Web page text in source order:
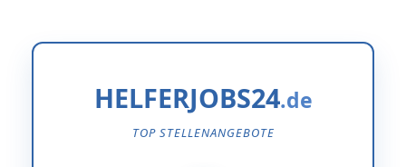
HELFERJOBS24
TOP STELLENANGEBOTE